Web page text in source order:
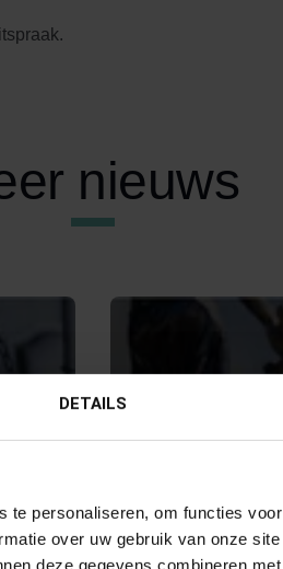
DETAILS
te personaliseren, om functies
over uw gebruik van onze
deze gegevens combineren
nieuws
Uitspraak Hoge
vragen. Personen-